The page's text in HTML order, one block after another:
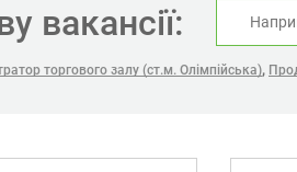
вакансії:
торгового залу (ст.м. Олімпійська),